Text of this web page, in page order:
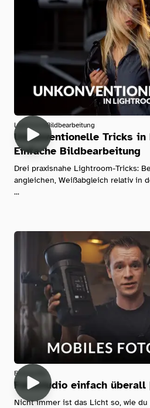
Lightroom Bildbearbeitung
Unkonventionelle Tricks
Einfache Bildbearbeitung
Drei praxisnahe Lightroom-Tricks:
angleichen, Weißabgleich relativ in
...
Fotografie
Fotostudio einfach überall
Nicht immer ist das Licht so, wie